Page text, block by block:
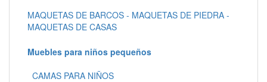
MAQUETAS DE BARCOS - MAQUETAS DE PIEDRA -
MAQUETAS DE CASAS
Muebles para niños pequeños
CAMAS PARA NIÑOS